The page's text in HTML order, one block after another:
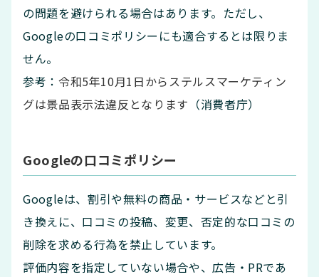
の問題を避けられる場合はあります。ただし、
Googleの口コミポリシーにも適合するとは限りま
せん。
参考： 令和5年10月1日からステルスマーケティン
グは景品表示法違反となります （消費者庁）
Googleの口コミポリシー
Googleは、割引や無料の商品・サービスなどと引
き換えに、口コミの投稿、変更、否定的な口コミの
削除を求める行為を禁止しています。
評価内容を指定していない場合や、広告・PRであ